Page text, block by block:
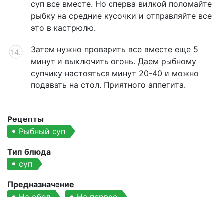
суп все вместе. Но сперва вилкой поломайте
рыбку на средние кусочки и отправляйте все
это в кастрюлю.
Затем нужно проварить все вместе еще 5
минут и выключить огонь. Даем рыбному
супчику настояться минут 20-40 и можно
подавать на стол. Приятного аппетита.
Рецепты
Рыбный суп
Тип блюда
суп
Предназначение